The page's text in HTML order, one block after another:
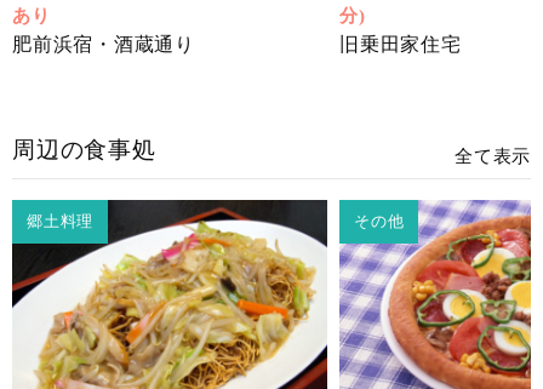
あり
肥前浜宿・酒蔵通り
分)
旧乗田家住宅
周辺の食事処 全て表示
郷土料理 その他